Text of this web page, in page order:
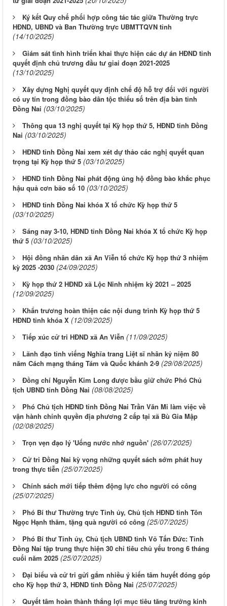
Ký kết Quy chế phối hợp công tác tác giữa Thường trực
HĐND, UBND và Ban Thường trực UBMTTQVN tỉnh
(14/10/2025)
Giám sát tình hình triển khai thực hiện các dự án HĐND tỉnh
quyết định chủ trương đầu tư giai đoạn 2021-2025
(13/10/2025)
Xây dựng Nghị quyết quy định chế độ hỗ trợ đối với người
có uy tín trong đồng bào dân tộc thiểu số trên địa bàn tỉnh
Đồng Nai (03/10/2025)
Thông qua 13 nghị quyết tại Kỳ họp thứ 5, HĐND tỉnh Đồng
Nai (03/10/2025)
HĐND tỉnh Đồng Nai xem xét dự thảo các nghị quyết quan
trọng tại Kỳ họp thứ 5 (03/10/2025)
HĐND tỉnh Đồng Nai phát động ủng hộ đồng bào khắc phục
hậu quả cơn bão số 10 (03/10/2025)
HĐND tỉnh Đồng Nai khóa X tổ chức Kỳ họp thứ 5
(03/10/2025)
Sáng nay 3-10, HĐND tỉnh Đồng Nai khóa X tổ chức Kỳ họp
thứ 5 (03/10/2025)
Hội đồng nhân dân xã An Viễn tổ chức Kỳ họp thứ 3 nhiệm
kỳ 2025 -2030 (24/09/2025)
Kỳ họp thứ 2 HĐND xã Lộc Ninh nhiệm kỳ 2021 – 2025
(12/09/2025)
Khẩn trương hoàn thiện các nội dung trình Kỳ họp thứ 5
HĐND tỉnh khóa X (12/09/2025)
Tiếp xúc cử tri HĐND xã An Viễn (11/09/2025)
Lãnh đạo tỉnh viếng Nghĩa trang Liệt sĩ nhân kỷ niệm 80
năm Cách mạng tháng Tám và Quốc khánh 2-9 (29/08/2025)
Đồng chí Nguyễn Kim Long được bầu giữ chức Phó Chủ
tịch UBND tỉnh Đồng Nai (08/08/2025)
Phó Chủ tịch HĐND tỉnh Đồng Nai Trần Văn Mi làm việc về
vận hành chính quyền địa phương 2 cấp tại xã Bù Gia Mập
(02/08/2025)
Trọn vẹn đạo lý 'Uống nước nhớ nguồn' (26/07/2025)
Cử tri Đồng Nai kỳ vọng những quyết sách sớm phát huy
trong thực tiễn (25/07/2025)
Chính sách mới tiếp thêm động lực cho người có công
(25/07/2025)
Phó Bí thư Thường trực Tỉnh ủy, Chủ tịch HĐND tỉnh Tôn
Ngọc Hạnh thăm, tặng quà người có công (25/07/2025)
Phó Bí thư Tỉnh ủy, Chủ tịch UBND tỉnh Võ Tấn Đức: Tỉnh
Đồng Nai tập trung thực hiện 30 chỉ tiêu chủ yếu trong 6 tháng
cuối năm 2025 (25/07/2025)
Đại biểu và cử tri gửi gắm nhiều ý kiến tâm huyết đóng góp
cho Kỳ họp thứ 3, HĐND tỉnh Đồng Nai (25/07/2025)
Quyết tâm hoàn thành thắng lợi mục tiêu tăng trưởng kinh